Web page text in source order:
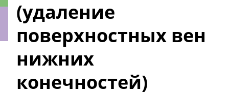
(удаление
поверхностных вен
нижних
конечностей)